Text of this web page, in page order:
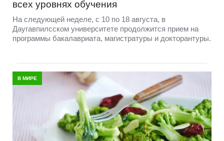
всех уровнях обучения
На следующей неделе, с 10 по 18 августа, в
Даугавпилсском университете продолжится прием на
программы бакалавриата, магистратуры и докторантуры.
В МИРЕ